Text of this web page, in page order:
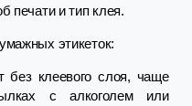
печати и тип клея.
этикеток:
без клеевого слоя, чаще
с алкоголем или